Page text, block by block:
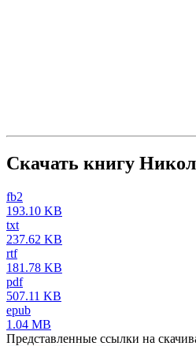
Скачать книгу
fb2
193.10 KB
txt
237.62 KB
rtf
181.78 KB
pdf
507.11 KB
epub
1.04 MB
Представленные ссылки на